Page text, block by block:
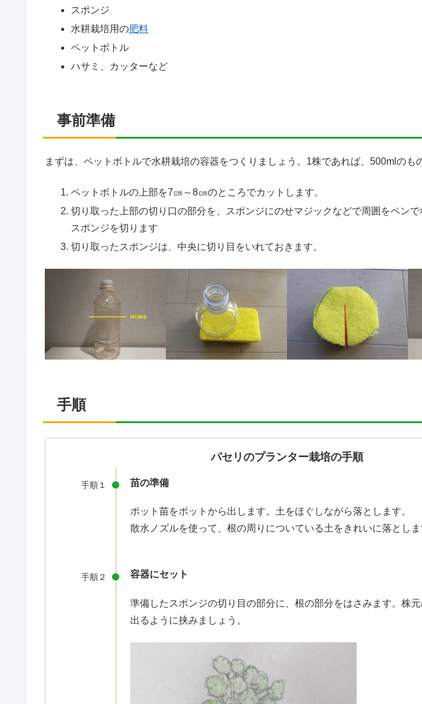
スポンジ
水耕栽培用の肥料
ペットボトル
ハサミ、カッターなど
事前準備
まずは、ペットボトルで水耕栽培の容器をつくりましょう。1株であれば、500mlのも
ペットボトルの上部を7㎝～8㎝のところでカットします。
切り取った上部の切り口の部分を、スポンジにのせマジックなどで周囲をペン
スポンジを切ります
切り取ったスポンジは、中央に切り目をいれておきます。
手順
パセリのプランター栽培の手順
手順１ 苗の準備
ポット苗をポットから出します。土をほぐしながら落とします。
散水ノズルを使って、根の周りについている土をきれいに落としま
手順２ 容器にセット
準備したスポンジの切り目の部分に、根の部分をはさみます。株
出るように挟みましょう。